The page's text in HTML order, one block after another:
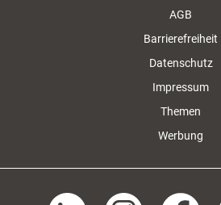
AGB
Barrierefreiheit
Datenschutz
Impressum
Themen
Werbung